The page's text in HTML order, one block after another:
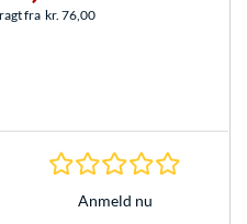
fra kr. 76,00
Anmeld nu